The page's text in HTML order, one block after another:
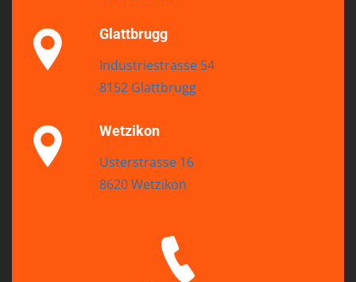
Glattbrugg
Industriestrasse 54
8152 Glattbrugg
Wetzikon
Usterstrasse 16
8620 Wetzikon